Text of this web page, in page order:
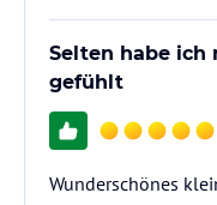
Selten habe ich
gefühlt
Wunderschönes